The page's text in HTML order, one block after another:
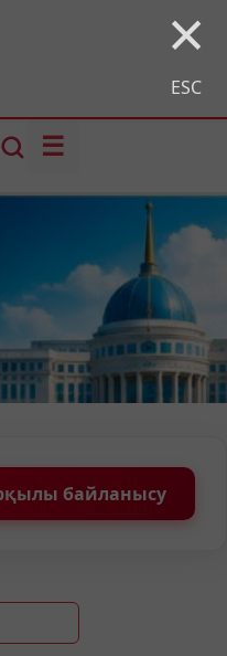
×
ESC
☰
байланысу